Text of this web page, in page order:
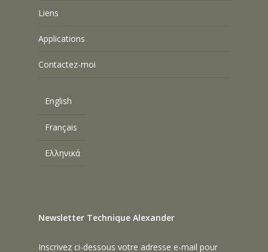
Liens
Applications
Contactez-moi
English
Français
Ελληνικά
Newsletter Technique Alexander
Inscrivez ci-dessous votre adresse e-mail pour